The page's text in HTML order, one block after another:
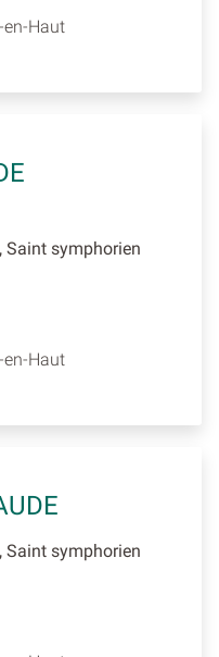
Haut
Saint symphorien
Haut
Saint symphorien